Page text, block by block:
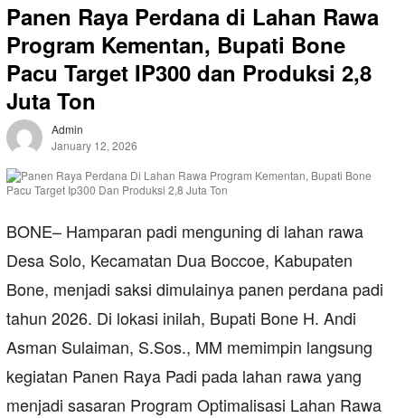
Panen Raya Perdana di Lahan Rawa
Program Kementan, Bupati Bone
Pacu Target IP300 dan Produksi 2,8
Juta Ton
Admin
January 12, 2026
BONE– Hamparan padi menguning di lahan rawa
Desa Solo, Kecamatan Dua Boccoe, Kabupaten
Bone, menjadi saksi dimulainya panen perdana padi
tahun 2026. Di lokasi inilah, Bupati Bone H. Andi
Asman Sulaiman, S.Sos., MM memimpin langsung
kegiatan Panen Raya Padi pada lahan rawa yang
menjadi sasaran Program Optimalisasi Lahan Rawa